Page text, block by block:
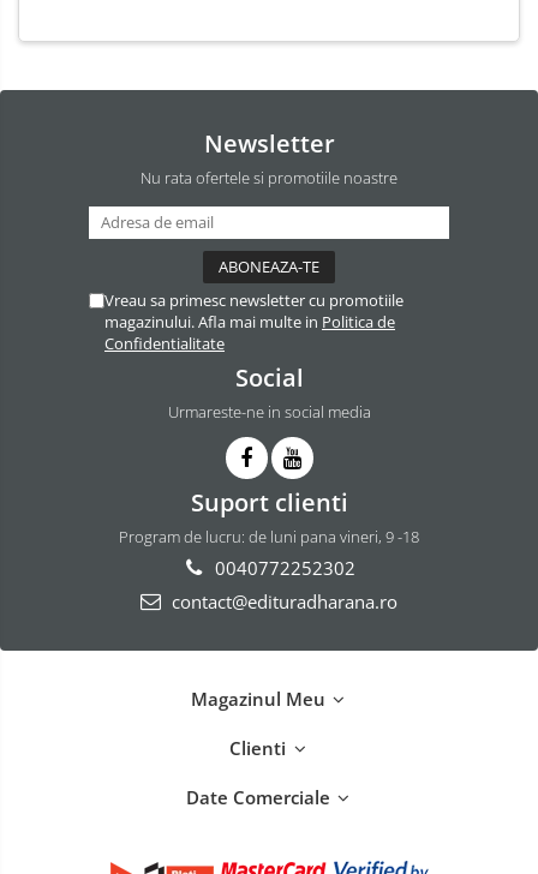
Newsletter
Nu rata ofertele si promotiile noastre
Vreau sa primesc newsletter cu promotiile
magazinului. Afla mai multe in Politica de
Confidentialitate
Social
Urmareste-ne in social media
Suport clienti
Program de lucru: de luni pana vineri, 9 -18
0040772252302
contact@edituradharana.ro
Magazinul Meu
Clienti
Date Comerciale